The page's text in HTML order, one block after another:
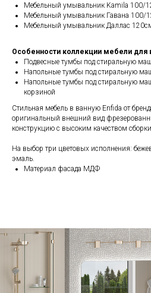
Мебельный умывальник Kamila 100/
Мебельный умывальник Гавана 100/
Мебельный умывальник Даллас
Особенности коллекции мебели для
Подвесные тумбы под стиральную
Напольные тумбы под стиральную
Напольные тумбы под стиральную
корзиной
Стильная мебель в ванную Enfida от
оригинальный внешний вид
конструкцию с высоким качеством
На выбор три цветовых исполнения:
эмаль.
Материал фасада МДФ